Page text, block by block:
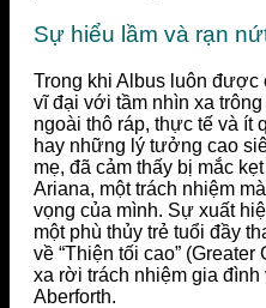
Sự hiểu lầm và rạn
Trong khi Albus luôn được
vĩ đại với tầm nhìn xa
ngoài thô ráp, thực tế và ít
hay những lý tưởng cao
mẹ, đã cảm thấy bị mắc
Ariana, một trách nhiệm
vọng của mình. Sự xuất
một phù thủy trẻ tuổi đầy
về “Thiện tối cao”
xa rời trách nhiệm gia
Aberforth.